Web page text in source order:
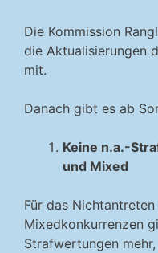
Die Kommission
die Aktualisierungen
mit.
Danach gibt es ab
Keine n.a.-
und Mixed
Für das
Mixedkonkurrenzen
Strafwertungen